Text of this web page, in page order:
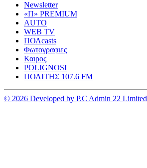
Newsletter
«Π» PREMIUM
AUTO
WEB TV
ΠΟΛcasts
Φωτογραφιες
Καιρος
POLIGNOSI
ΠΟΛΙΤΗΣ 107.6 FM
© 2026 Developed by P.C Admin 22 Limited